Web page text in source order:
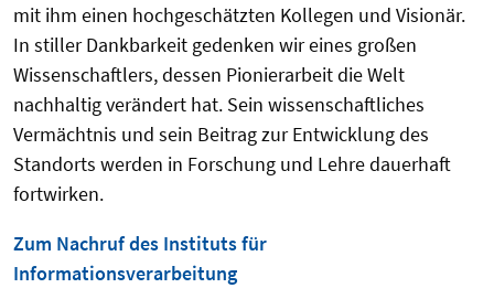
mit ihm einen hochgeschätzten Kollegen und Visionär.
In stiller Dankbarkeit gedenken wir eines großen
Wissenschaftlers, dessen Pionierarbeit die Welt
nachhaltig verändert hat. Sein wissenschaftliches
Vermächtnis und sein Beitrag zur Entwicklung des
Standorts werden in Forschung und Lehre dauerhaft
fortwirken.
Zum Nachruf des Instituts für
Informationsverarbeitung